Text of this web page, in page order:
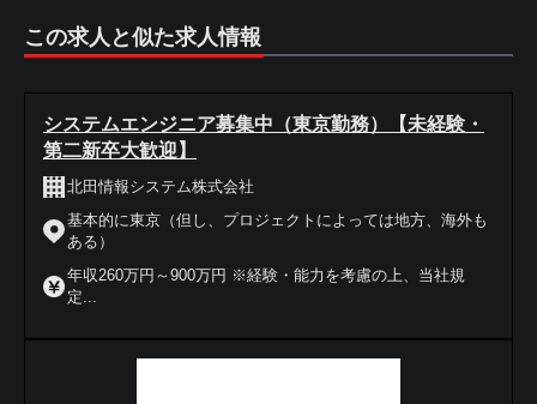
この求人と似た求人情報
システムエンジニア募集中（東京勤務）【未経験・
第二新卒大歓迎】
北田情報システム株式会社
基本的に東京（但し、プロジェクトによっては地方、海外も
ある）
年収260万円～900万円 ※経験・能力を考慮の上、当社規
定...